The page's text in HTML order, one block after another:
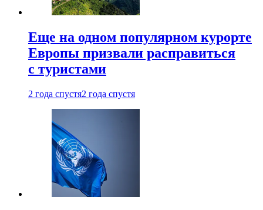
Еще на одном популярном курорте
Европы призвали расправиться
с туристами
2 года спустя2 года спустя